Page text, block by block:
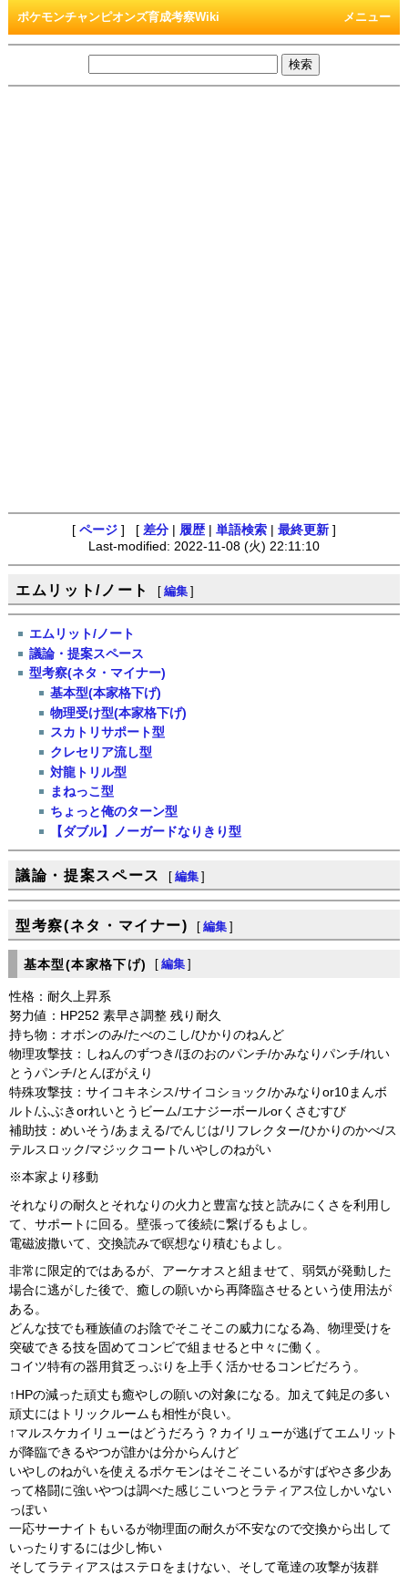
メニュー
ポケモンチャンピオンズ育成考察Wiki
[ ページ ] [ 差分 履歴 単語検索 最終更新 ]
Last-modified: 2022-11-08 (火) 22:11:10
エムリット/ノート [ 編集 ]
エムリット/ノート
議論・提案スペース
型考察(ネタ・マイナー)
基本型(本家格下げ)
物理受け型(本家格下げ)
スカトリサポート型
クレセリア流し型
対龍トリル型
まねっこ型
ちょっと俺のターン型
【ダブル】ノーガードなりきり型
議論・提案スペース [ 編集 ]
型考察(ネタ・マイナー) [ 編集 ]
基本型(本家格下げ) [ 編集 ]
性格：耐久上昇系
努力値：HP252 素早さ調整 残り耐久
持ち物：オボンのみ/たべのこし/ひかりのねんど
物理攻撃技：しねんのずつき/ほのおのパンチ/かみなりパンチ/れい
とうパンチ/とんぼがえり
特殊攻撃技：サイコキネシス/サイコショック/かみなりor10まんボ
ルト/ふぶきorれいとうビーム/エナジーボールorくさむすび
補助技：めいそう/あまえる/でんじは/リフレクター/ひかりのかべ/ス
テルスロック/マジックコート/いやしのねがい
※本家より移動
それなりの耐久とそれなりの火力と豊富な技と読みにくさを利用し
て、サポートに回る。壁張って後続に繋げるもよし。
電磁波撒いて、交換読みで瞑想なり積むもよし。
非常に限定的ではあるが、アーケオスと組ませて、弱気が発動した
場合に逃がした後で、癒しの願いから再降臨させるという使用法が
ある。
どんな技でも種族値のお陰でそこそこの威力になる為、物理受けを
突破できる技を固めてコンビで組ませると中々に働く。
コイツ特有の器用貧乏っぷりを上手く活かせるコンビだろう。
↑HPの減った頑丈も癒やしの願いの対象になる。加えて鈍足の多い
頑丈にはトリックルームも相性が良い。
↑マルスケカイリューはどうだろう？カイリューが逃げてエムリット
が降臨できるやつが誰かは分からんけど
いやしのねがいを使えるポケモンはそこそこいるがすばやさ多少あ
って格闘に強いやつは調べた感じこいつとラティアス位しかいない
っぽい
一応サーナイトもいるが物理面の耐久が不安なので交換から出して
いったりするには少し怖い
そしてラティアスはステロをまけない、そして竜達の攻撃が抜群